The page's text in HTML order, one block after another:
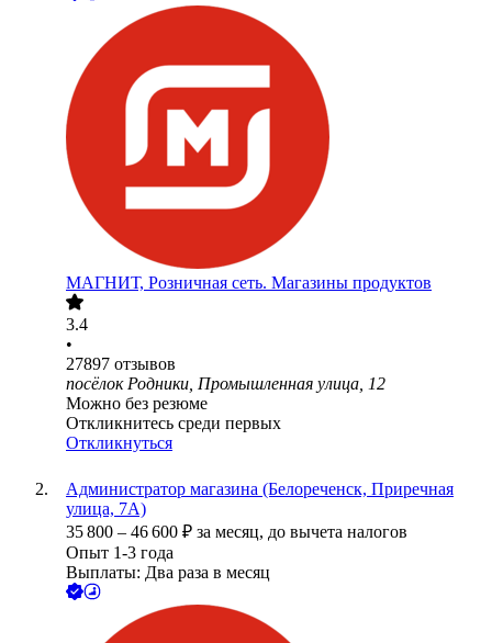
МАГНИТ, Розничная сеть. Магазины продуктов
3.4
•
27897 отзывов
посёлок Родники, Промышленная улица, 12
Можно без резюме
Откликнитесь среди первых
Откликнуться
Администратор магазина (Белореченск, Приречная
улица, 7А)
35 800 – 46 600 ₽ за месяц, до вычета налогов
Опыт 1-3 года
Выплаты: Два раза в месяц